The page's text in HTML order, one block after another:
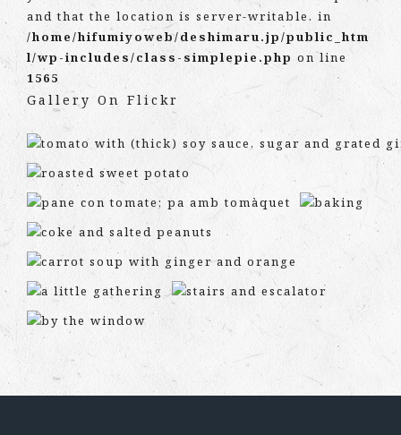
and that the location is server-writable. in
/home/hifumiyoweb/deshimaru.jp/public_htm
l/wp-includes/class-simplepie.php on line
1565
Gallery On Flickr